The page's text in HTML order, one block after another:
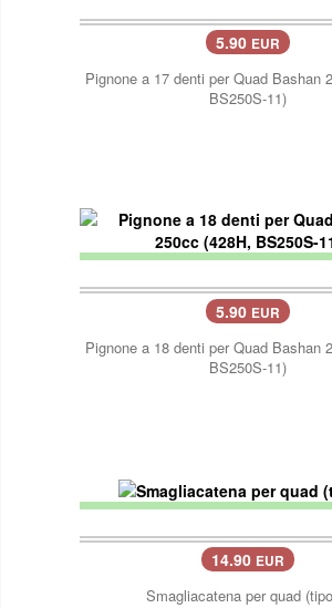
5.90 EUR
Pignone a 17 denti per Quad Bashan
BS250S-11)
5.90 EUR
Pignone a 18 denti per Quad Bashan
BS250S-11)
14.90 EUR
Smagliacatena per quad